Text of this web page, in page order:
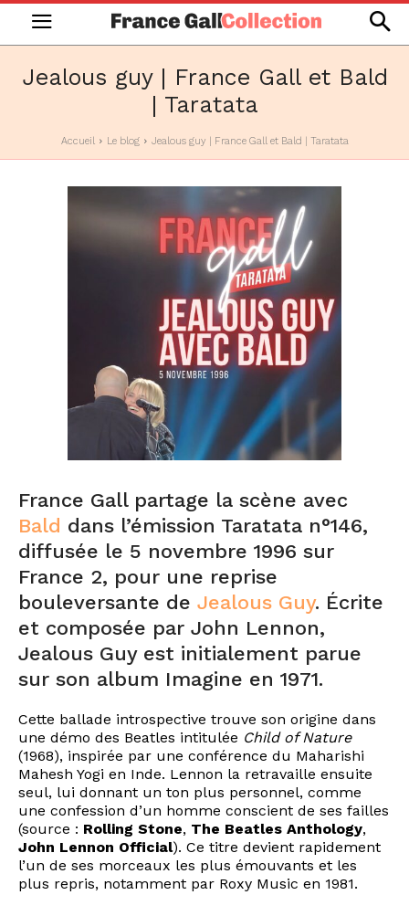
Jealous guy | France Gall et Bald
| Taratata
Accueil Le blog Jealous guy | France Gall et Bald | Taratata
France Gall partage la scène avec
Bald dans l’émission Taratata n°146,
diffusée le 5 novembre 1996 sur
France 2, pour une reprise
bouleversante de Jealous Guy. Écrite
et composée par John Lennon,
Jealous Guy est initialement parue
sur son album Imagine en 1971.
Cette ballade introspective trouve son origine dans
une démo des Beatles intitulée Child of Nature
(1968), inspirée par une conférence du Maharishi
Mahesh Yogi en Inde. Lennon la retravaille ensuite
seul, lui donnant un ton plus personnel, comme
une confession d’un homme conscient de ses failles
(source : Rolling Stone, The Beatles Anthology,
John Lennon Official). Ce titre devient rapidement
l’un de ses morceaux les plus émouvants et les
plus repris, notamment par Roxy Music en 1981.